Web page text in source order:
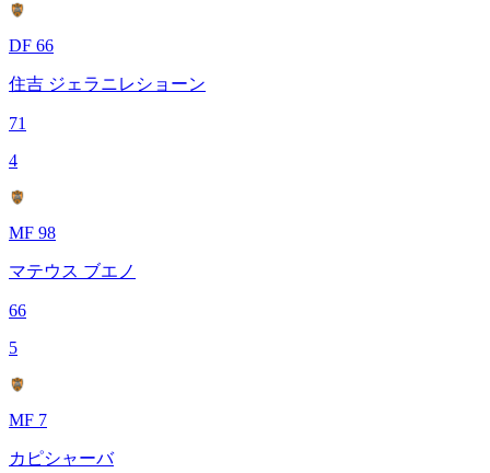
DF 66
住吉 ジェラニレショーン
71
4
MF 98
マテウス ブエノ
66
5
MF 7
カピシャーバ